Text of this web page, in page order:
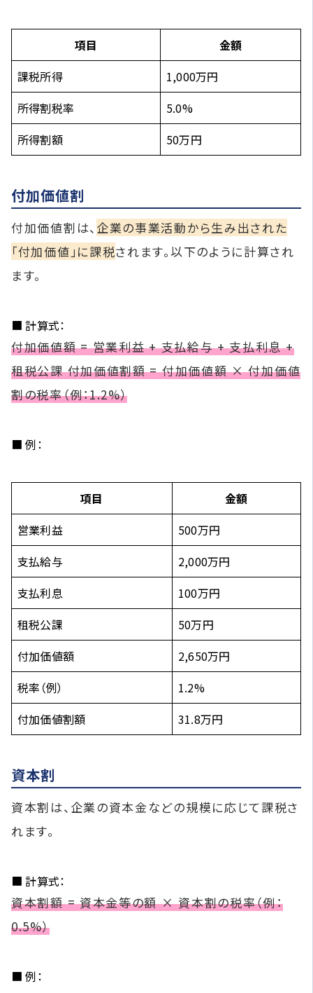
項目
金額
課税所得
1,000万円
所得割税率
5.0%
所得割額
50万円
付加価値割
付加価値割は、 企業の事業活動から生み出された
「付加価値」に課税されます。以下のように計算され
ます。
■ 計算式：
付加価値額 = 営業利益 + 支払給与 + 支払利息 +
租税公課 付加価値割額 = 付加価値額 × 付加価値
割の税率（例：1.2%）
■ 例：
項目
金額
営業利益
500万円
支払給与
2,000万円
支払利息
100万円
租税公課
50万円
付加価値額
2,650万円
税率（例）
1.2%
付加価値割額
31.8万円
資本割
資本割は、企業の資本金などの規模に応じて課税さ
れます。
■ 計算式：
資本割額 = 資本金等の額 × 資本割の税率（例：
0.5%）
■ 例：